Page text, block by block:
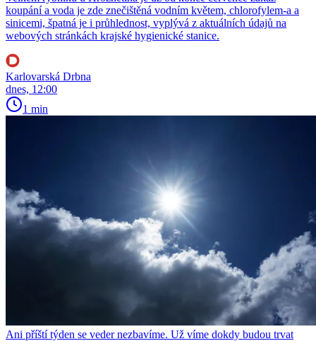
koupání a voda je zde znečištěná vodním květem, chlorofylem-a a
sinicemi, špatná je i průhlednost, vyplývá z aktuálních údajů na
webových stránkách krajské hygienické stanice.
Karlovarská Drbna
dnes, 12:00
1 min
Ani příští týden se veder nezbavíme. Už víme dokdy budou trvat